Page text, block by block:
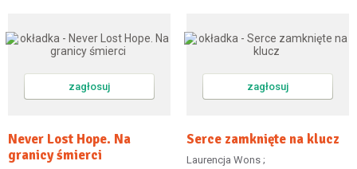
zagłosuj
Never Lost Hope. Na
granicy śmierci
zagłosuj
Serce zamknięte na klucz
Laurencja Wons ;